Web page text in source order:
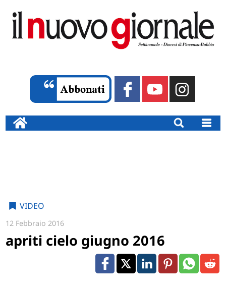
VIDEO
12 Febbraio 2016
apriti cielo giugno 2016